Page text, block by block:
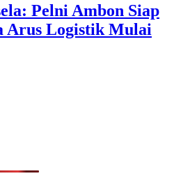
Pelni Ambon Siap
Arus Logistik Mulai